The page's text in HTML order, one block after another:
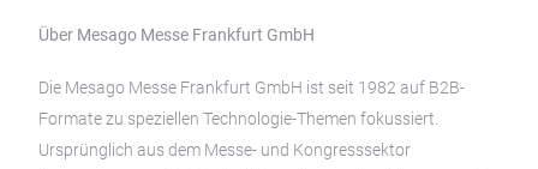
Über Mesago Messe Frankfurt GmbH
Die Mesago Messe Frankfurt GmbH ist seit 1982 auf B2B-
Formate zu speziellen Technologie-Themen fokussiert.
Ursprünglich aus dem Messe- und Kongresssektor